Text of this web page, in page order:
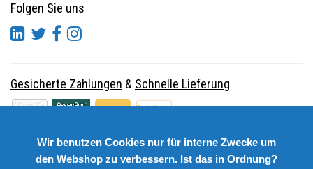
Folgen Sie uns
Gesicherte Zahlungen & Schnelle Lieferung
Wir benutzen Cookies nur für interne Zwecke um
den Webshop zu verbessern. Ist das in Ordnung?